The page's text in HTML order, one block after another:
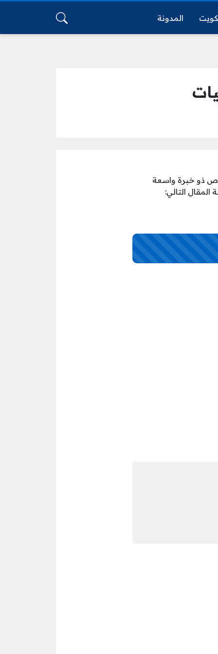
المدونة
ذو خبرة واسعة
التالي: